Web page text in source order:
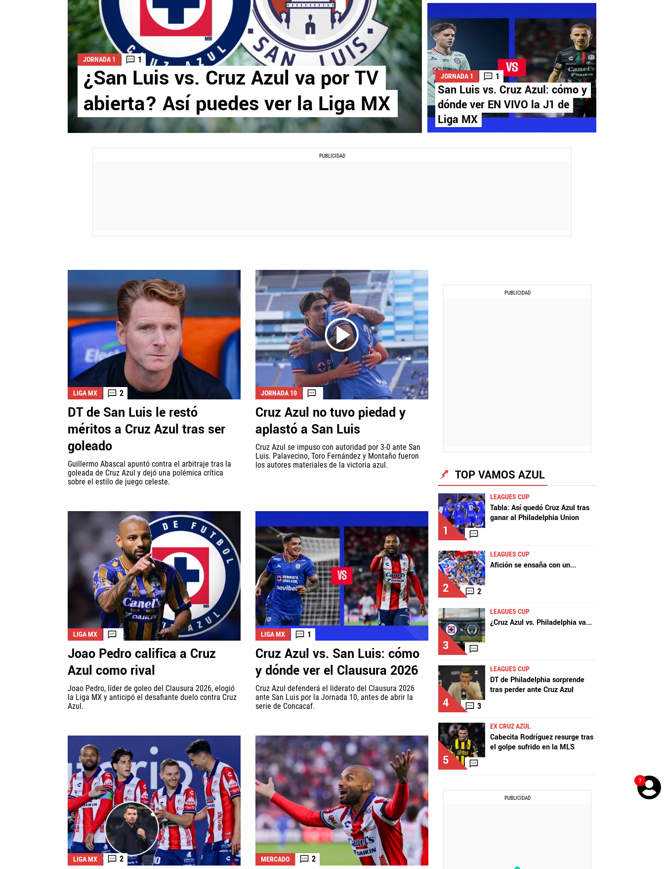
?
JORNADA 1 1
¿San Luis vs. Cruz Azul va por TV
abierta? Así puedes ver la Liga MX
JORNADA 1 1
San Luis vs. Cruz Azul: cómo y
dónde ver EN VIVO la J1 de
Liga MX
LIGA MX 2
DT de San Luis le restó
méritos a Cruz Azul tras ser
goleado
Guillermo Abascal apuntó contra el arbitraje tras la
goleada de Cruz Azul y dejó una polémica crítica
sobre el estilo de juego celeste.
JORNADA 10
Cruz Azul no tuvo piedad y
aplastó a San Luis
Cruz Azul se impuso con autoridad por 3-0 ante San
Luis. Palavecino, Toro Fernández y Montaño fueron
los autores materiales de la victoria azul.
LIGA MX
Joao Pedro califica a Cruz
Azul como rival
Joao Pedro, líder de goleo del Clausura 2026, elogió
la Liga MX y anticipó el desafiante duelo contra Cruz
Azul.
LIGA MX 1
Cruz Azul vs. San Luis: cómo
y dónde ver el Clausura 2026
Cruz Azul defenderá el liderato del Clausura 2026
ante San Luis por la Jornada 10, antes de abrir la
serie de Concacaf.
LIGA MX 2 MERCADO 2
TOP VAMOS AZUL
1
LEAGUES CUP
Tabla: Así quedó Cruz Azul tras
ganar al Philadelphia Union
2 2
LEAGUES CUP
Afición se ensaña con un...
3
LEAGUES CUP
¿Cruz Azul vs. Philadelphia va...
4 3
LEAGUES CUP
DT de Philadelphia sorprende
tras perder ante Cruz Azul
5
EX CRUZ AZUL
Cabecita Rodríguez resurge tras
el golpe sufrido en la MLS